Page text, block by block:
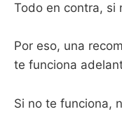
Todo en contra, si
Por eso, una
te funciona
Si no te funciona,